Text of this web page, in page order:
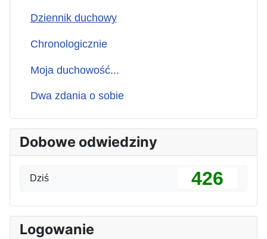
Dziennik duchowy
Chronologicznie
Moja duchowość...
Dwa zdania o sobie
Dobowe odwiedziny
Dziś 426
Logowanie